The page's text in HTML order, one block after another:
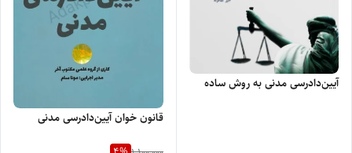
آیین‌دادرسی مدنی به‌ روش ساده
قانون خوان آیین‌دادرسی مدنی